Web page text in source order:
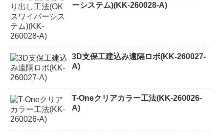
ーシステム)(KK-260028-A)
3D支保工建込み遠隔ロボ(KK-260027-
A)
T-Oneクリアカラー工法(KK-260026-
A)